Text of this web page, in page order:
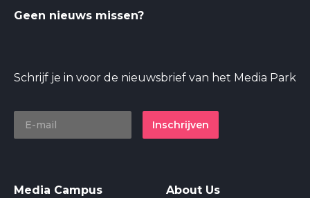
Geen nieuws missen?
Schrijf je in voor de nieuwsbrief van het Media Park
Inschrijven
Media Campus About Us